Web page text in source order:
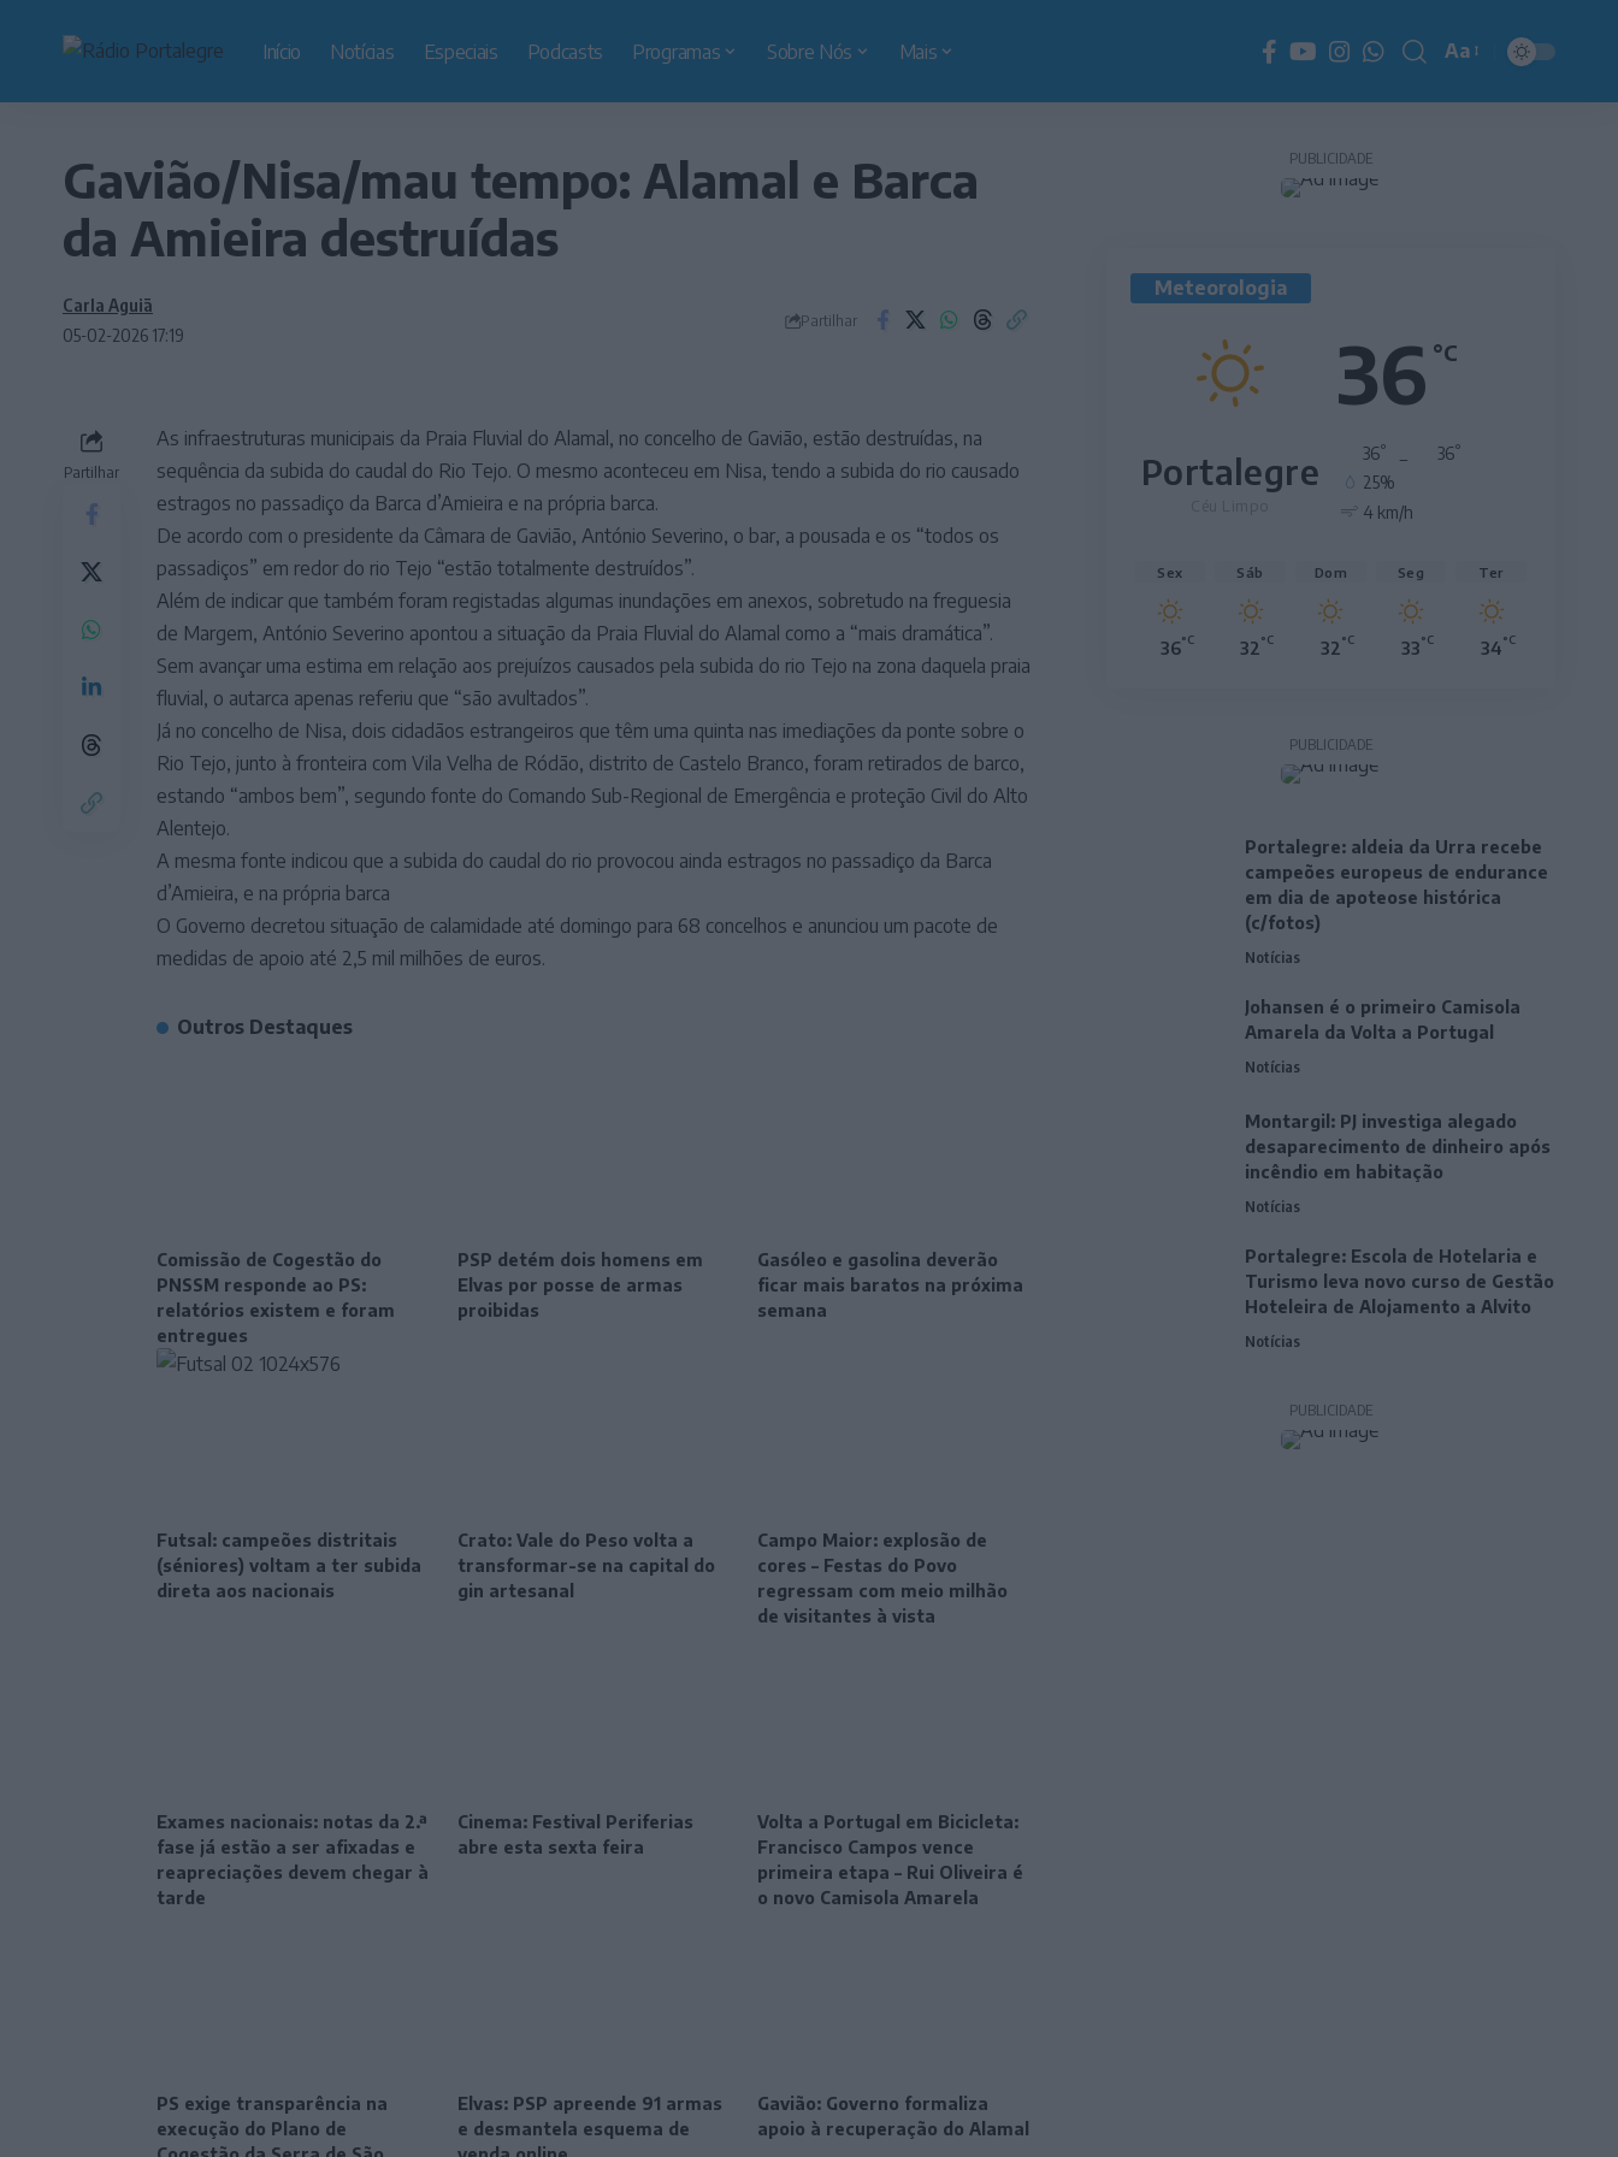
Início Notícias Especiais Podcasts Programas Sobre Nós Mais
Redimensionador
de
Aa
Gavião/Nisa/mau tempo: Alamal e Barca
da Amieira destruídas
05-02-2026 17:19
Carla Aguiã
Partilhar
Partilhar
As infraestruturas municipais da Praia Fluvial do Alamal, no concelho de Gavião, estão destruídas, na
sequência da subida do caudal do Rio Tejo. O mesmo aconteceu em Nisa, tendo a subida do rio causado
estragos no passadiço da Barca d’Amieira e na própria barca.
De acordo com o presidente da Câmara de Gavião, António Severino, o bar, a pousada e os “todos os
passadiços” em redor do rio Tejo “estão totalmente destruídos”.
Além de indicar que também foram registadas algumas inundações em anexos, sobretudo na freguesia
de Margem, António Severino apontou a situação da Praia Fluvial do Alamal como a “mais dramática”.
Sem avançar uma estima em relação aos prejuízos causados pela subida do rio Tejo na zona daquela praia
fluvial, o autarca apenas referiu que “são avultados”.
Já no concelho de Nisa, dois cidadãos estrangeiros que têm uma quinta nas imediações da ponte sobre o
Rio Tejo, junto à fronteira com Vila Velha de Ródão, distrito de Castelo Branco, foram retirados de barco,
estando “ambos bem”, segundo fonte do Comando Sub-Regional de Emergência e proteção Civil do Alto
Alentejo.
A mesma fonte indicou que a subida do caudal do rio provocou ainda estragos no passadiço da Barca
d’Amieira, e na própria barca
O Governo decretou situação de calamidade até domingo para 68 concelhos e anunciou um pacote de
medidas de apoio até 2,5 mil milhões de euros.
Outros Destaques
Comissão de Cogestão do
PNSSM responde ao PS:
relatórios existem e foram
entregues
PSP detém dois homens em
Elvas por posse de armas
proibidas
Gasóleo e gasolina deverão
ficar mais baratos na próxima
semana
Futsal: campeões distritais
(séniores) voltam a ter subida
direta aos nacionais
Crato: Vale do Peso volta a
transformar-se na capital do
gin artesanal
Campo Maior: explosão de
cores – Festas do Povo
regressam com meio milhão
de visitantes à vista
Exames nacionais: notas da 2.ª
fase já estão a ser afixadas e
reapreciações devem chegar à
tarde
Cinema: Festival Periferias
abre esta sexta feira
Volta a Portugal em Bicicleta:
Francisco Campos vence
primeira etapa – Rui Oliveira é
o novo Camisola Amarela
PS exige transparência na
execução do Plano de
Elvas: PSP apreende 91 armas
e desmantela esquema de
Gavião: Governo formaliza
apoio à recuperação do Alamal
PUBLICIDADE
Meteorologia
36 °C
Portalegre 36° 36°
25%
4 km/h
Sex
36°C
Sáb
32°C
Dom
32°C
Seg
33°C
Ter
34°C
PUBLICIDADE
Portalegre: aldeia da Urra recebe
campeões europeus de endurance
em dia de apoteose histórica
(c/fotos)
Notícias
Johansen é o primeiro Camisola
Amarela da Volta a Portugal
Notícias
Montargil: PJ investiga alegado
desaparecimento de dinheiro após
incêndio em habitação
Notícias
Portalegre: Escola de Hotelaria e
Turismo leva novo curso de Gestão
Hoteleira de Alojamento a Alvito
Notícias
PUBLICIDADE